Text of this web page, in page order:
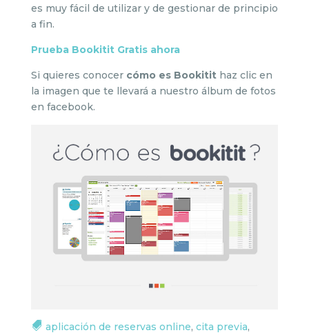
es muy fácil de utilizar y de gestionar de principio
a fin.
Prueba Bookitit Gratis ahora
Si quieres conocer cómo es Bookitithaz clic en
la imagen que te llevará a nuestro álbum de fotos
en facebook.
aplicación de reservas online, cita previa,